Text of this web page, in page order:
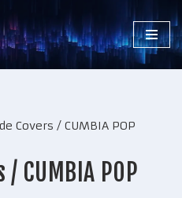
Covers / CUMBIA POP
CUMBIA POP